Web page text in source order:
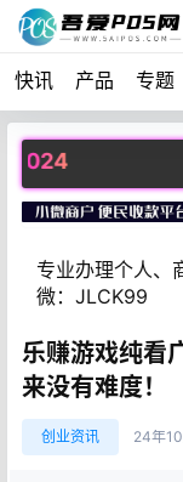
快讯 产品 专题
专业办理个人、
微：JLCK99
乐赚游戏纯看
来没有难度！
创业资讯 24年